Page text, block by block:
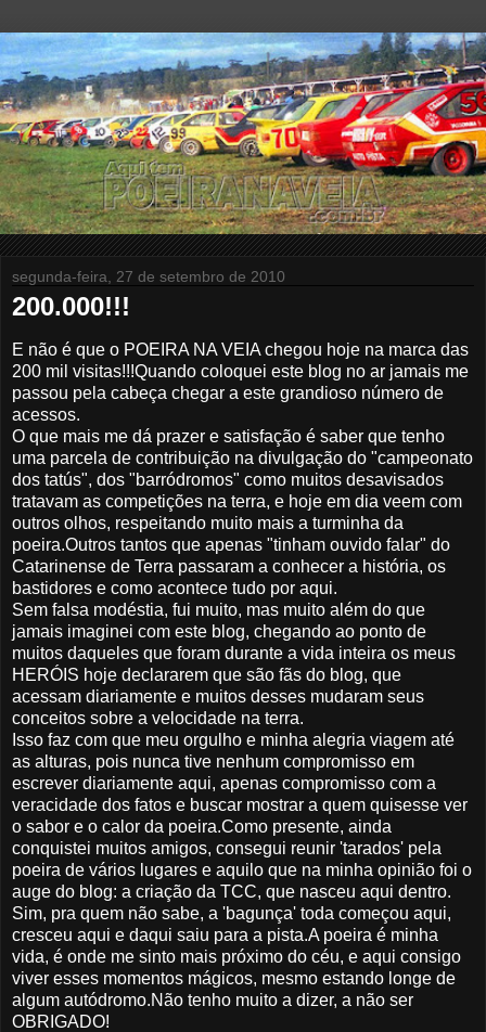
segunda-feira, 27 de setembro de 2010
200.000!!!
E não é que o POEIRA NA VEIA chegou hoje na marca das
200 mil visitas!!!Quando coloquei este blog no ar jamais me
passou pela cabeça chegar a este grandioso número de
acessos.
O que mais me dá prazer e satisfação é saber que tenho
uma parcela de contribuição na divulgação do "campeonato
dos tatús", dos "barródromos" como muitos desavisados
tratavam as competições na terra, e hoje em dia veem com
outros olhos, respeitando muito mais a turminha da
poeira.Outros tantos que apenas "tinham ouvido falar" do
Catarinense de Terra passaram a conhecer a história, os
bastidores e como acontece tudo por aqui.
Sem falsa modéstia, fui muito, mas muito além do que
jamais imaginei com este blog, chegando ao ponto de
muitos daqueles que foram durante a vida inteira os meus
HERÓIS hoje declararem que são fãs do blog, que
acessam diariamente e muitos desses mudaram seus
conceitos sobre a velocidade na terra.
Isso faz com que meu orgulho e minha alegria viagem até
as alturas, pois nunca tive nenhum compromisso em
escrever diariamente aqui, apenas compromisso com a
veracidade dos fatos e buscar mostrar a quem quisesse ver
o sabor e o calor da poeira.Como presente, ainda
conquistei muitos amigos, consegui reunir 'tarados' pela
poeira de vários lugares e aquilo que na minha opinião foi o
auge do blog: a criação da TCC, que nasceu aqui dentro.
Sim, pra quem não sabe, a 'bagunça' toda começou aqui,
cresceu aqui e daqui saiu para a pista.A poeira é minha
vida, é onde me sinto mais próximo do céu, e aqui consigo
viver esses momentos mágicos, mesmo estando longe de
algum autódromo.Não tenho muito a dizer, a não ser
OBRIGADO!